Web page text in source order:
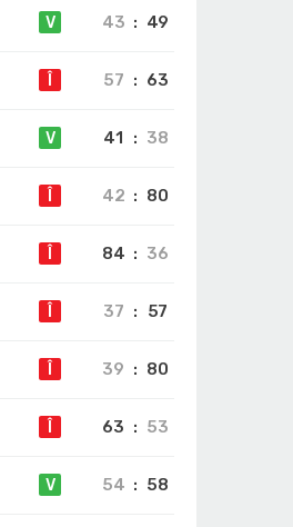
V 43 : 49
57 : 63
V 41 : 38
42 : 80
84 : 36
37 : 57
39 : 80
63 : 53
V 54 : 58